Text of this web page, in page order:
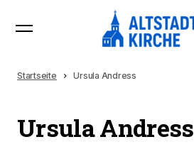
Startseite Ursula Andress
Ursula Andress